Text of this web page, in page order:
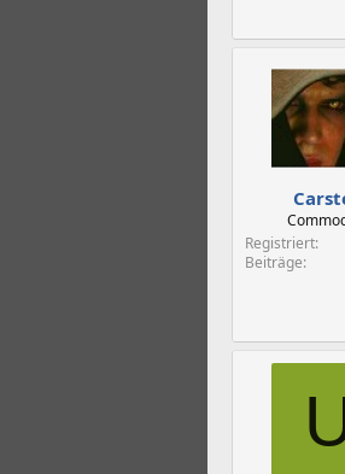
Registriert
Beiträge